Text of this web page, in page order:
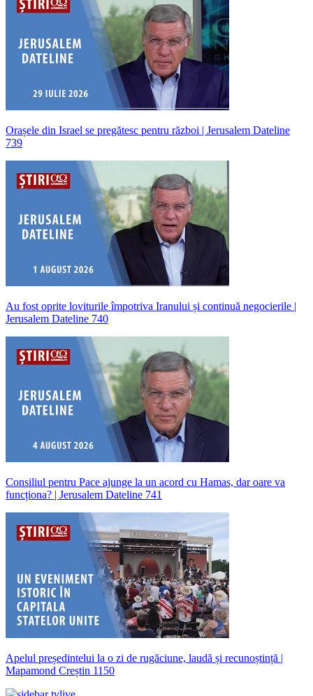
Orașele din Israel se pregătesc pentru război | Jerusalem Dateline
739
Au fost oprite loviturile împotriva Iranului și continuă negocierile |
Jerusalem Dateline 740
Consiliul pentru Pace ajunge la un acord cu Hamas, dar oare va
funcționa? | Jerusalem Dateline 741
Apelul președintelui la o zi de rugăciune, laudă și recunoștință |
Mapamond Creștin 1150